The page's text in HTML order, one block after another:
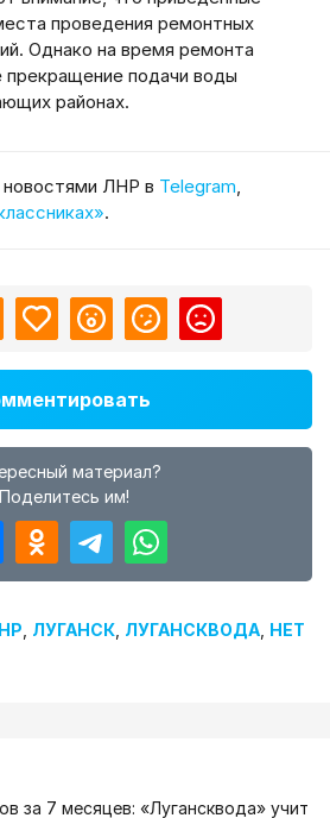
проведения ремонтных
Однако на время ремонта
подачи воды
районах.
новостями ЛНР в Telegram,
.
материал?
Поделитесь им!
ЛУГАНСК ЛУГАНСКВОДА НЕТ
за 7 месяцев: «Лугансквода» учит